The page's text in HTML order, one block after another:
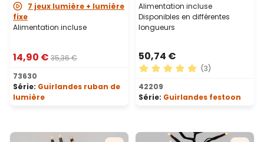
7 jeux lumière + lumière
fixe
Alimentation incluse
14,90 € 35,36 €
73630
Série: Guirlandes ruban de
lumière
Alimentation incluse
Disponibles en différentes
longueurs
50,74 €
Note moyenne de 5 sur 5
(3)
42209
Série: Guirlandes festoon